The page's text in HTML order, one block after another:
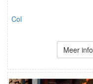
Col
Meer info